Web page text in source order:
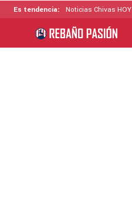
Es tendencia: Noticias Chivas HOY